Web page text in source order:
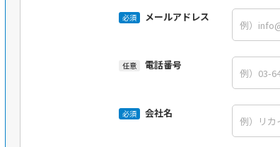
必須 メールアドレス
任意 電話番号
必須 会社名